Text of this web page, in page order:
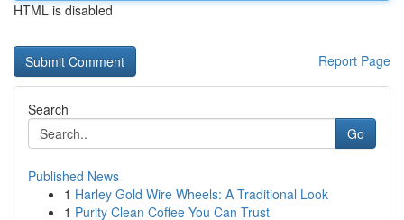
HTML is disabled
Report Page
Search
Go
Published News
1 Harley Gold Wire Wheels: A Traditional Look
1 Purity Clean Coffee You Can Trust